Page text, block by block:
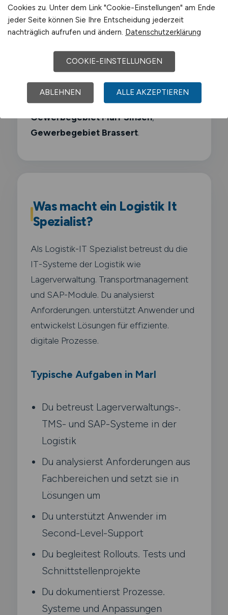
Sasol
Air Liquide
Schwerpunkt-Gewerbegebiete sind
Chemiepark Marl ,Industriegebiet Hüls,
Gewerbegebiet Marl-Sinsen,
Gewerbegebiet Brassert.
Was macht ein Logistik It
Spezialist?
Als Logistik-IT Spezialist betreust du die
IT-Systeme der Logistik wie
Lagerverwaltung. Transportmanagement
und SAP-Module. Du analysierst
Anforderungen. unterstützt Anwender und
entwickelst Lösungen für effiziente.
digitale Prozesse.
Typische Aufgaben in Marl
Du betreust Lagerverwaltungs-.
TMS- und SAP-Systeme in der
Logistik
Du analysierst Anforderungen aus
Fachbereichen und setzt sie in
Lösungen um
Du unterstützt Anwender im
Second-Level-Support
Du begleitest Rollouts. Tests und
Schnittstellenprojekte
Du dokumentierst Prozesse.
Systeme und Anpassungen
Cookies zu. Unter dem Link "Cookie-Einstellungen" am Ende
jeder Seite können Sie Ihre Entscheidung jederzeit
nachträglich aufrufen und ändern. Datenschutzerklärung
COOKIE-EINSTELLUNGEN
ABLEHNEN ALLE AKZEPTIEREN